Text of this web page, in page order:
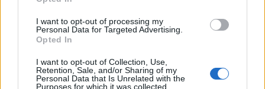
I want to opt-out of processing my
Personal Data for Targeted Advertising.
Opted In
I want to opt-out of Collection, Use,
Retention, Sale, and/or Sharing of my
Personal Data that Is Unrelated with the
Purposes for which it was collected.
Από την άλλη, η επιτυχία η μη του
υποστηριζόμενου από το ΠΑΣΟΚ κ Δούκα, θα δώσει
μια σειρά από μηνύματα στην αντιπολίτευση